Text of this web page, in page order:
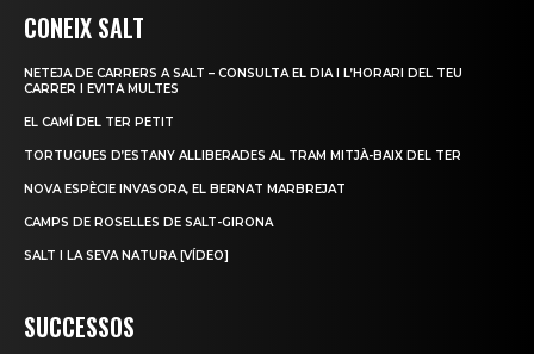
CONEIX SALT
NETEJA DE CARRERS A SALT – CONSULTA EL DIA I L’HORARI DEL TEU
CARRER I EVITA MULTES
EL CAMÍ DEL TER PETIT
TORTUGUES D’ESTANY ALLIBERADES AL TRAM MITJÀ-BAIX DEL TER
NOVA ESPÈCIE INVASORA, EL BERNAT MARBREJAT
CAMPS DE ROSELLES DE SALT-GIRONA
SALT I LA SEVA NATURA [VÍDEO]
SUCCESSOS